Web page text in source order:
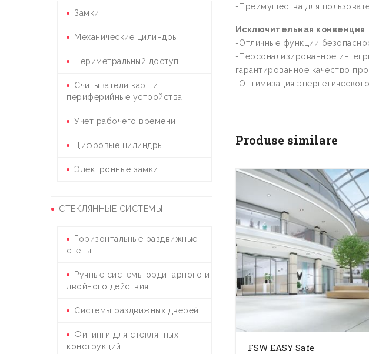
Замки
Механические цилиндры
Периметральный доступ
Считыватели карт и
периферийные устройства
Учет рабочего времени
Цифровые цилиндры
Электронные замки
СТЕКЛЯННЫЕ СИСТЕМЫ
Горизонтальные раздвижные
стены
Ручные системы ординарного и
двойного действия
Системы раздвижных дверей
Фитинги для стеклянных
конструкций
-Преимущества для
Исключительная конвенция
-Отличные функции
-Персонализированное
гарантированное качество
-Оптимизация
Produse similare
FSW EASY Safe